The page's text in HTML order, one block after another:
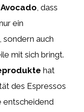
, dass
ein
sondern auch
mit sich bringt.
hat
des Espressos
entscheidend